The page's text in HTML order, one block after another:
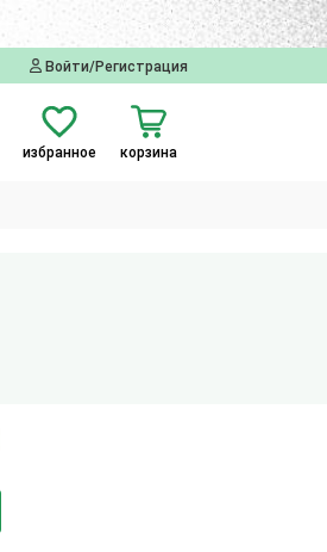
Войти/Регистрация
избранное корзина